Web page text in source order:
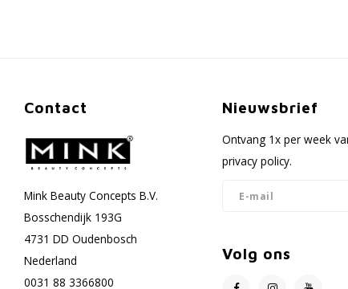
Contact
Mink Beauty Concepts B.V.
Bosschendijk 193G
4731 DD Oudenbosch
Nederland
0031 88 3366800
Nieuwsbrief
Ontvang 1x per week
privacy policy.
Volg ons